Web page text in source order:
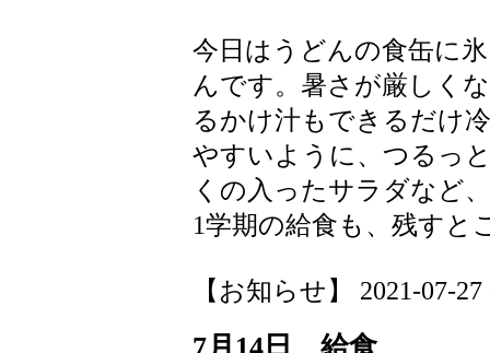
今日はうどんの食缶に
んです。暑さが厳しく
るかけ汁もできるだけ
やすいように、つるっ
くの入ったサラダなど
1学期の給食も、残すと
【お知らせ】 2021-07-